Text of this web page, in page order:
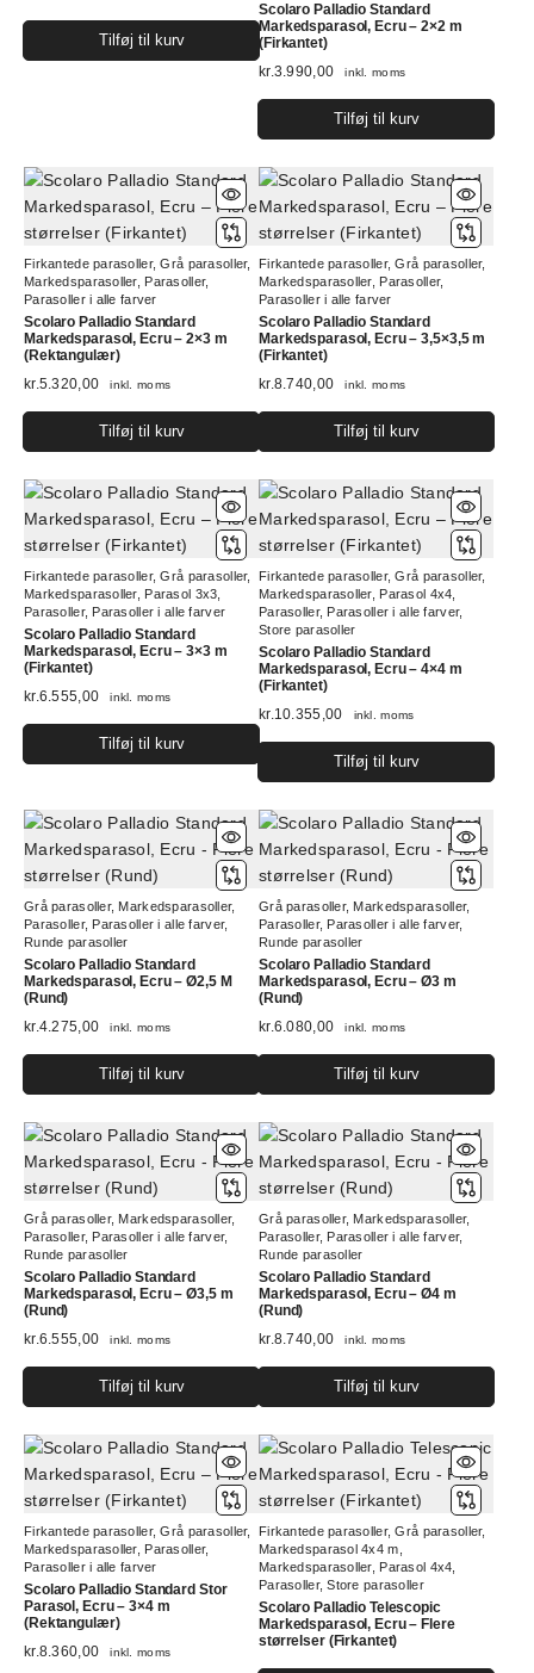
på
varesiden
Tilføj til kurv
Scolaro Palladio Standard
Markedsparasol, Ecru – 2×2 m
(Firkantet)
kr.3.990,00 inkl. moms
Tilføj til kurv
Firkantede parasoller,Grå parasoller,
Markedsparasoller, Parasoller,
Parasoller i alle farver
Scolaro Palladio Standard
Markedsparasol, Ecru – 2×3 m
(Rektangulær)
kr.5.320,00 inkl. moms
Tilføj til kurv
Firkantede parasoller,Grå parasoller,
Markedsparasoller, Parasoller,
Parasoller i alle farver
Scolaro Palladio Standard
Markedsparasol, Ecru – 3,5×3,5 m
(Firkantet)
kr.8.740,00 inkl. moms
Tilføj til kurv
Firkantede parasoller,Grå parasoller,
Markedsparasoller, Parasol 3x3
Parasoller, Parasoller i alle farver
Scolaro Palladio Standard
Markedsparasol, Ecru – 3×3 m
(Firkantet)
kr.6.555,00 inkl. moms
Tilføj til kurv
Firkantede parasoller,Grå parasoller,
Markedsparasoller, Parasol 4x4
Parasoller, Parasoller i alle farver,
Store parasoller
Scolaro Palladio Standard
Markedsparasol, Ecru – 4×4 m
(Firkantet)
kr.10.355,00 inkl. moms
Tilføj til kurv
Grå parasoller, Markedsparasoller,
Parasoller, Parasoller i alle farver,
Runde parasoller
Scolaro Palladio Standard
Markedsparasol, Ecru – Ø2,5 M
(Rund)
kr.4.275,00 inkl. moms
Tilføj til kurv
Grå parasoller, Markedsparasoller,
Parasoller, Parasoller i alle farver,
Runde parasoller
Scolaro Palladio Standard
Markedsparasol, Ecru – Ø3 m
(Rund)
kr.6.080,00 inkl. moms
Tilføj til kurv
Grå parasoller, Markedsparasoller,
Parasoller, Parasoller i alle farver,
Runde parasoller
Scolaro Palladio Standard
Markedsparasol, Ecru – Ø3,5 m
(Rund)
kr.6.555,00 inkl. moms
Tilføj til kurv
Grå parasoller, Markedsparasoller,
Parasoller, Parasoller i alle farver,
Runde parasoller
Scolaro Palladio Standard
Markedsparasol, Ecru – Ø4 m
(Rund)
kr.8.740,00 inkl. moms
Tilføj til kurv
Firkantede parasoller,Grå parasoller,
Markedsparasoller, Parasoller,
Parasoller i alle farver
Scolaro Palladio Standard Stor
Parasol, Ecru – 3×4 m
(Rektangulær)
kr.8.360,00 inkl. moms
Firkantede parasoller,Grå parasoller,
Markedsparasol 4x4 m
Markedsparasoller, Parasol 4x4
Parasoller,Store parasoller
Scolaro Palladio Telescopic
Markedsparasol, Ecru – Flere
størrelser (Firkantet)